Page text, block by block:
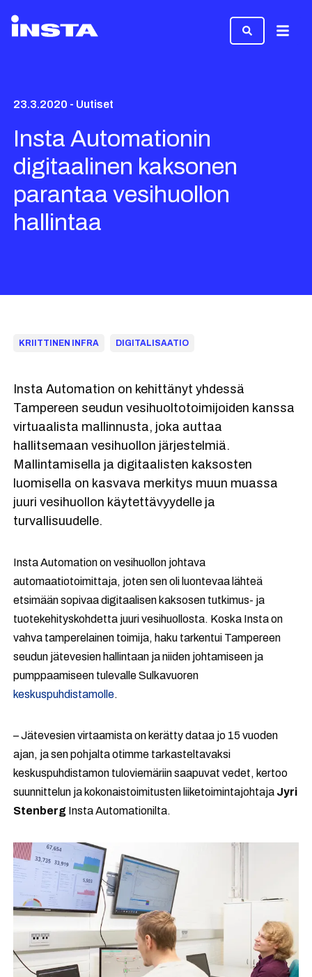
23.3.2020 - Uutiset
Insta Automationin
digitaalinen kaksonen
parantaa vesihuollon
hallintaa
KRIITTINEN INFRA DIGITALISAATIO
Insta Automation on kehittänyt yhdessä
Tampereen seudun vesihuoltotoimijoiden kanssa
virtuaalista mallinnusta, joka auttaa
hallitsemaan vesihuollon järjestelmiä.
Mallintamisella ja digitaalisten kaksosten
luomisella on kasvava merkitys muun muassa
juuri vesihuollon käytettävyydelle ja
turvallisuudelle.
Insta Automation on vesihuollon johtava
automaatiotoimittaja, joten sen oli luontevaa lähteä
etsimään sopivaa digitaalisen kaksosen tutkimus- ja
tuotekehityskohdetta juuri vesihuollosta. Koska Insta on
vahva tamperelainen toimija, haku tarkentui Tampereen
seudun jätevesien hallintaan ja niiden johtamiseen ja
pumppaamiseen tulevalle Sulkavuoren
keskuspuhdistamolle.
– Jätevesien virtaamista on kerätty dataa jo 15 vuoden
ajan, ja sen pohjalta otimme tarkasteltavaksi
keskuspuhdistamon tuloviemäriin saapuvat vedet, kertoo
suunnittelun ja kokonaistoimitusten liiketoimintajohtaja Jyri
Stenberg Insta Automationilta.